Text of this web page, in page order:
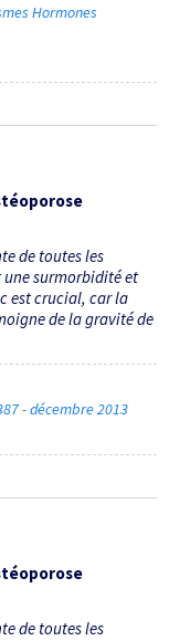
Hormones
de toutes les
surmorbidité et
est crucial, car la
de la gravité de
- décembre 2013
de toutes les